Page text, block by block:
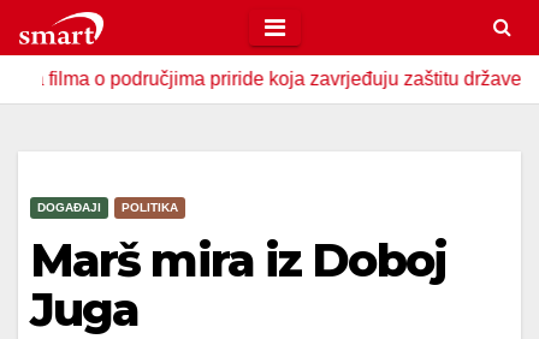
to
content
o područjima priride koja zavrjeđuju zaštitu države U
DOGAĐAJI POLITIKA
Marš mira iz Doboj
Juga